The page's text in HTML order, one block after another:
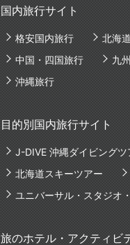
国内旅行サイト
格安国内旅行 北海
中国・四国旅行
九
沖縄旅行
目的別国内旅行サイト
J-DIVE 沖縄ダイビングツ
北海道スキーツアー
ユニバーサル・スタジオ
旅のホテル・アクティビ